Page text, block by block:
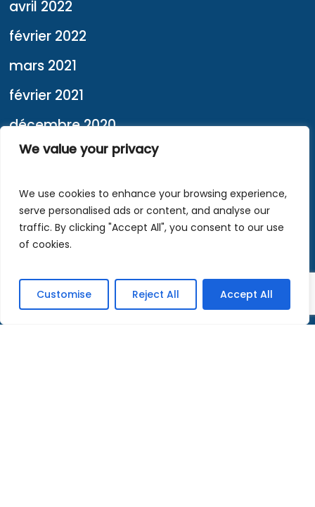
We value your privacy
We use cookies to enhance your browsing experience,
serve personalised ads or content, and analyse our
traffic. By clicking "Accept All", you consent to our use
of cookies.
Customise Reject All Accept All
avril 2022
février 2022
mars 2021
février 2021
décembre 2020
février 2020
novembre 2017
Actualités